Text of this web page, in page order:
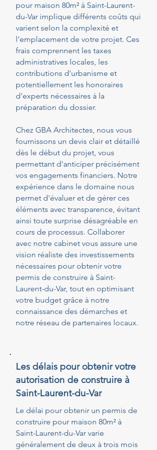
pour maison 80m² à Saint-Laurent-
du-Var implique différents coûts qui
varient selon la complexité et
l'emplacement de votre projet. Ces
frais comprennent les taxes
administratives locales, les
contributions d'urbanisme et
potentiellement les honoraires
d'experts nécessaires à la
préparation du dossier.
Chez GBA Architectes, nous vous
fournissons un devis clair et détaillé
dès le début du projet, vous
permettant d'anticiper précisément
vos engagements financiers. Notre
expérience dans le domaine nous
permet d'évaluer et de gérer ces
éléments avec transparence, évitant
ainsi toute surprise désagréable en
cours de processus. Collaborer
avec notre cabinet vous assure une
vision réaliste des investissements
nécessaires pour obtenir votre
permis de construire à Saint-
Laurent-du-Var, tout en optimisant
votre budget grâce à notre
connaissance des démarches et
notre réseau de partenaires locaux.
Les délais pour obtenir votre
autorisation de construire à
Saint-Laurent-du-Var
Le délai pour obtenir un permis de
construire pour maison 80m² à
Saint-Laurent-du-Var varie
généralement de deux à trois mois